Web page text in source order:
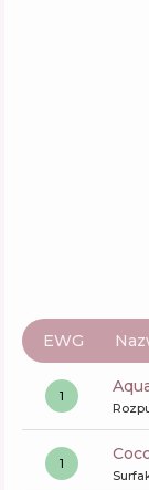
EWG
1
1